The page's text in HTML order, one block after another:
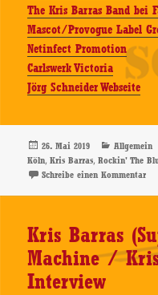
The Kris Barras Band bei
Mascot/Provogue Label
Netinfect Promotion
Carlswerk Victoria
Jörg Schneider Webseite
Veröffentlicht
am
26. Mai 2019 Kategorien
Allgemein
Köln,Kris Barras,Rockin' The
Schreibe einen Kommentarzu
Kris Barras
Machine /
Interview